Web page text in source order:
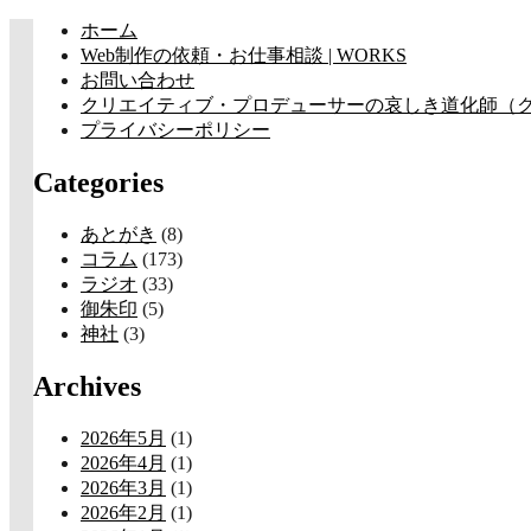
ス
ホーム
Web制作の依頼・お仕事相談 | WORKS
お問い合わせ
クリエイティブ・プロデューサーの哀しき道化師（
プライバシーポリシー
Categories
あとがき (8)
コラム (173)
ラジオ (33)
御朱印 (5)
神社 (3)
Archives
2026年5月 (1)
2026年4月 (1)
2026年3月 (1)
2026年2月 (1)